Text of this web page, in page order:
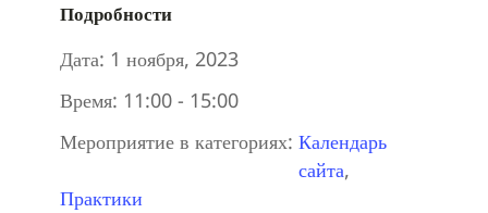
Подробности
Дата: 1 ноября, 2023
Время: 11:00 - 15:00
Мероприятие в категориях: Календарь
сайта,
Практики